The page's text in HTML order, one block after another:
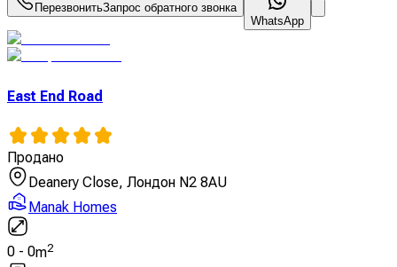
ПерезвонитьЗапрос обратного звонка
WhatsApp
East End Road
Продано
Deanery Close, Лондон N2 8AU
Manak Homes
0 - 0m2